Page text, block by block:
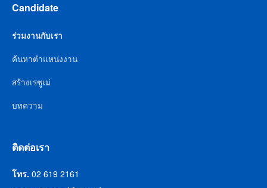
Candidate
ร่วมงานกับเรา
ค้นหาตำแหน่งงาน
สร้างเรซูเม่
บทความ
ติดต่อเรา
โทร. 02 619 2161